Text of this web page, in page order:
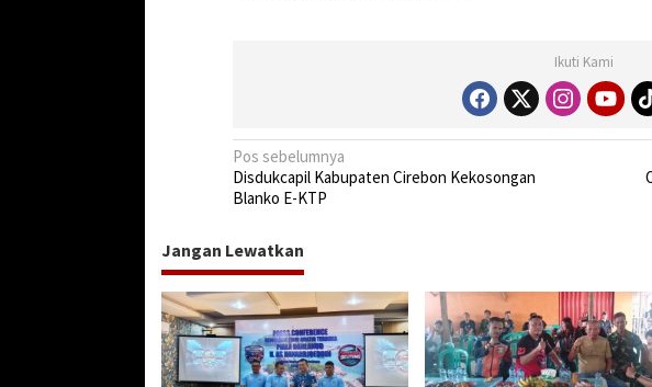
n
c
u
Ikuti Kami
N
a
i
g
a
s
i
Pos sebelumnya
Disdukcapil Kabupaten Cirebon Kekosongan
Blanko E-KTP
Jangan Lewatkan